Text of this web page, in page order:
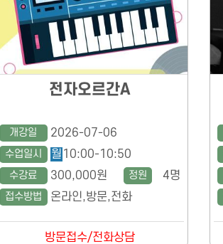
방문접수/전화상담
전자오르간A
개강일 2026-07-06
수업일시 월 10:00-10:50
수강료 300,000원 정원 4명
접수방법 온라인,방문,전화